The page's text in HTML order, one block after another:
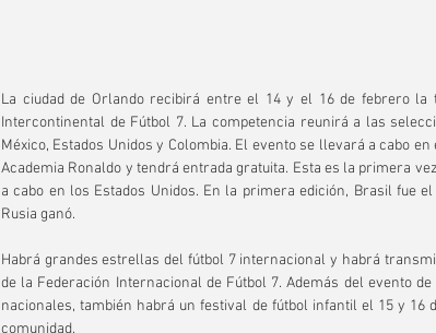
La ciudad de Orlando recibirá entre el 14 y el 16 de febrero la
Intercontinental de Fútbol 7. La competencia reunirá a las
México, Estados Unidos y Colombia. El evento se llevará a cabo
Academia Ronaldo y tendrá entrada gratuita. Esta es la primera
a cabo en los Estados Unidos. En la primera edición, Brasil fue
Rusia ganó.
Habrá grandes estrellas del fútbol 7 internacional y habrá
de la Federación Internacional de Fútbol 7. Además del evento
nacionales, también habrá un festival de fútbol infantil el 15 y 16
comunidad.